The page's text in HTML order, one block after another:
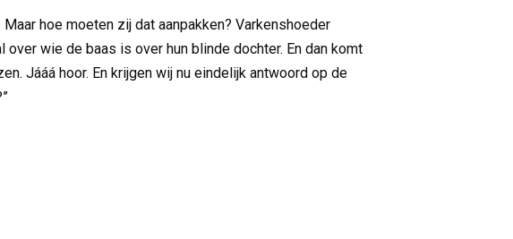
hoe moeten zij dat aanpakken? Varkenshoeder
wie de baas is over hun blinde dochter. En dan komt
Jááá hoor. En krijgen wij nu eindelijk antwoord op de